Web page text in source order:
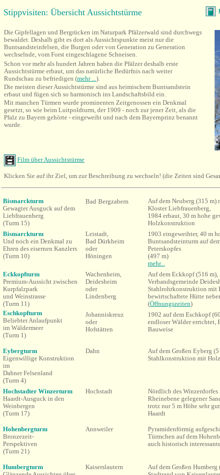
Stippvisiten: Übersicht Aussichtstürme
Die Gipfellagen und Bergrücken im Naturpark Pfälzerwald sind durchwegs
bewaldet. Deshalb gibt es dort als Aussichtspunkte meist nur die
Buntsandsteinfelsen, die Burgen oder von Generation zu Generation
wechselnde, vom Forst eingeschlagene Schneisen.
Schon vor mehr als hundert Jahren haben die Pfälzer deshalb erste
Aussichtstürme erbaut, um das natürliche Bedürfnis nach weiter
Rundschau zu befriedigen (mehr ...).
Die meisten dieser Aussichtstürme sind aus heimischem Buntsandstein
erbaut und fügen sich so harmonisch ins Landschaftsbild ein.
Mit manchen Türmen wurde prominenten Zeitgenossen ein Denkmal
gesetzt, so wie beim Luitpoldturm, der 1909 - noch zur jener Zeit, als die
Pfalz zu Bayern gehörte - eingeweiht und nach dem Bayernprinz benannt
wurde.
Film über Aussichtstürme
Klicken Sie auf ihr Ziel, um zur Beschreibung zu wechseln! (die Zeiten sind
Bismarckturm
Gewagter Ausguck auf dem
Liebfrauenberg
(Turm 15)
Bad Bergzabern Auf dem Neuberg (315 m)
Kloster Liebfrauenberg,
1984 erbaut, 30 m hohe
Holzkonstruktion
Bismarckturm
Und noch ein Denkmal zu
Ehren des eisernen Kanzlers
(Turm 10)
Leistadt,
Bad Dürkheim
oder
Höningen
1903 eingeweihter, 40 m
Buntsandsteinturm auf
Peterskopfes
(497 m)
mehr...
Eckkopfturm
Premium-Aussicht zwischen
Kurpfalzpark
und Weinstrasse
(Turm 11)
Wachenheim,
Deidesheim
oder
Lindenberg
Auf dem Eckkopf (516 m),
Verbandsgemeinde
Stahlrohrkonstruktion mit
bewirtschaftete Hütte
(Öffnungszeiten)
Eschkopfturm
Beliebter Anlaufpunkt
im Wäldermeer
(Turm 1)
Johanniskreuz
oder
Hofstätten
1902 auf dem Eschkopf
endloser Wälder errichtet,
Bauweise
Eybergturm
Eigenwillige Konstruktion
im
Dahner Felsenland
(Turm 4)
Dahn
Auf dem Großen Eyberg
Stahlkonstruktion mit
Hochstadter Winzerturm
Haardt-Ausguck in den
Weinbergen
(Turm 17)
Hochstadt
Nördlich des Winzerdorfes
Rheinebene gelegener
trotz nur 5 m Höhe sehr
Haardt
Hohenbergturm
Bronzezeit-
Perspektiven
(Turm 21)
Annweiler
Pyramidenförmig
Türmchen auf dem
auch historisch
Humbergturm
Kaiserslautern
Auf dem Großen Humberg